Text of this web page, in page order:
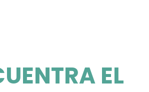
EL